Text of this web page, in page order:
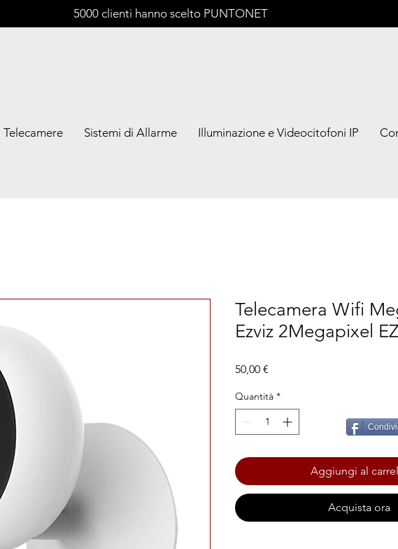
5000 clienti hanno scelto PUNTONET
Telecamere Sistemi di Allarme Illuminazione e Videocitofoni IP
Telecamera Wifi
Ezviz 2Megapixel
50,00 €
Quantità *
Aggiungi al
Acquista ora